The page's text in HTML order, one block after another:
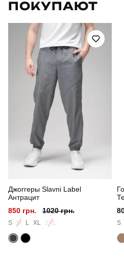
Модель
Артикул
Призначення
Стиль
Склад тканини 80%
Країна - виробник
ПОКУПАЮТ
Джоггеры Slavni Label
Антрацит
850 грн.
1020 грн.
S M L XL 2XL S